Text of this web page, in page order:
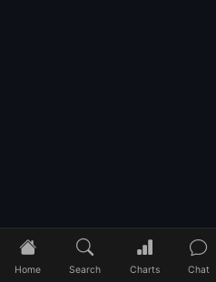
Home Search Charts Chat